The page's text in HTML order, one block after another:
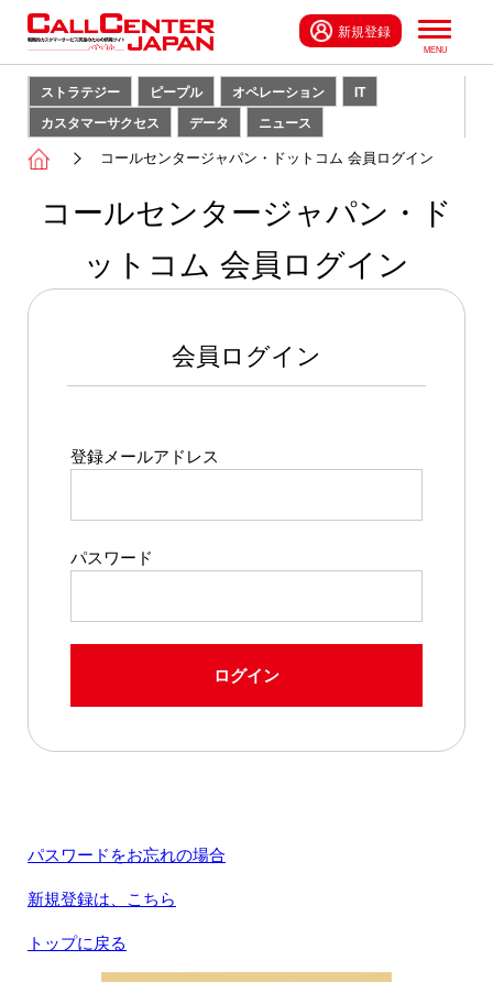
新規登録
ストラテジー ピープル オペレーション
IT
カスタマーサクセス
データ ニュース
コールセンタージャパン・ドットコム 会員ログイン
コールセンタージャパン・ド
ットコム 会員ログイン
会員ログイン
登録メールアドレス
パスワード
ログイン
パスワードをお忘れの場合
新規登録は、こちら
トップに戻る